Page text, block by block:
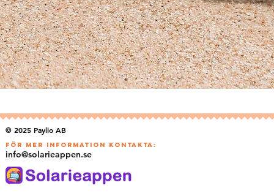
© 2025 Paylio AB
För MER information kontakta:
info@solarieappen.se